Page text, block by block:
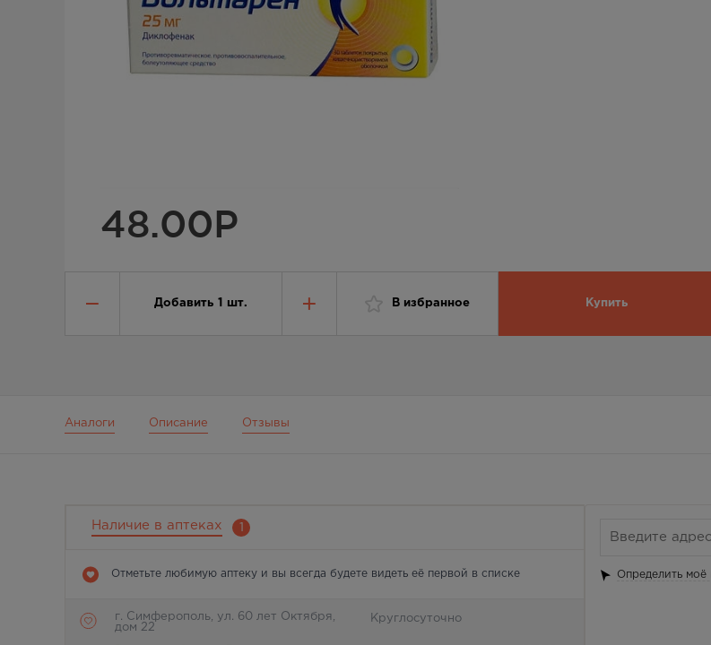
48.00Р
Добавить 1 шт. В избранное Купить
Аналоги Описание Отзывы
Наличие в аптеках 1
Отметьте любимую аптеку и вы всегда будете видеть её первой в списке
г. Симферополь, ул. 60 лет Октября,
дом 22
Круглосуточно
Определить моё